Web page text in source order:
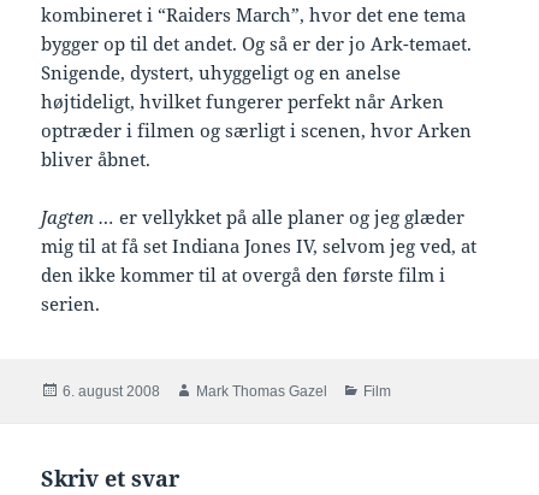
kombineret i “Raiders March”, hvor det ene tema
bygger op til det andet. Og så er der jo Ark-temaet.
Snigende, dystert, uhyggeligt og en anelse
højtideligt, hvilket fungerer perfekt når Arken
optræder i filmen og særligt i scenen, hvor Arken
bliver åbnet.
Jagten … er vellykket på alle planer og jeg glæder
mig til at få set Indiana Jones IV, selvom jeg ved, at
den ikke kommer til at overgå den første film i
serien.
Udgivet
6. august 2008 Forfatter
Mark Thomas Gazel Kategorier
Film
Skriv et svar